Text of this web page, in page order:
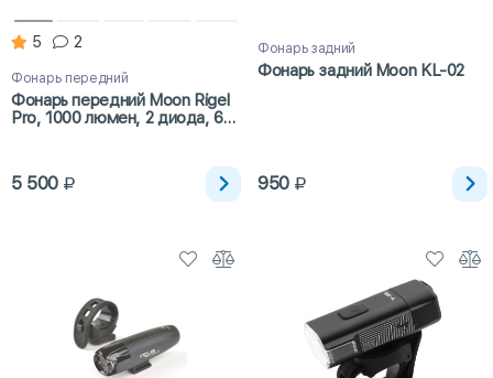
5 2
Фонарь передний
Фонарь передний Moon Rigel
Pro, 1000 люмен, 2 диода, 6
5 500
Фонарь задний
Фонарь задний Moon KL-02
950